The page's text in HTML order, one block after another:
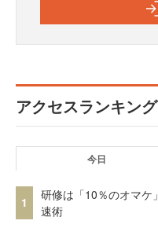
アクセスランキング
今日
1
研修は「10％のオマ
速術